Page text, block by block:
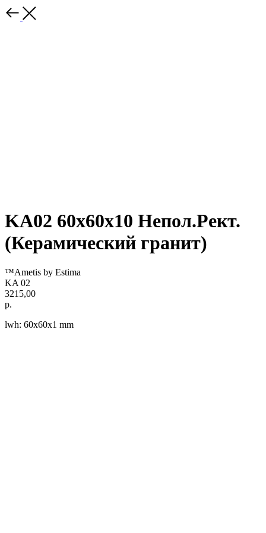
KA02 60x60x10 Непол.Рект.
(Керамический гранит)
™Ametis by Estima
KA 02
3215,00
р.
lwh: 60x60x1 mm